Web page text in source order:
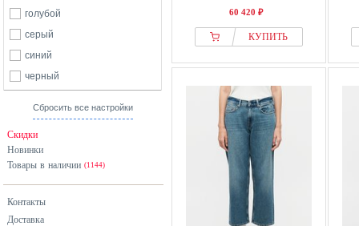
голубой
серый
синий
черный
Сбросить все настройки
Скидки
Новинки
Товары в наличии (1144)
Контакты
Доставка
60 420 ₽
КУПИТЬ